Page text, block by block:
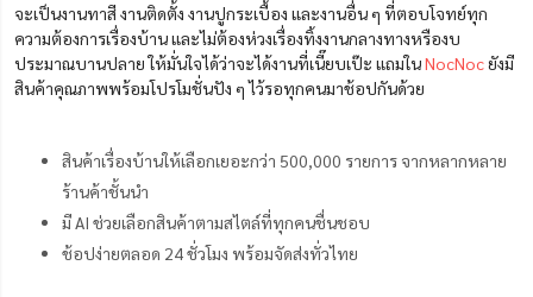
จะเป็นงานทาสี งานติดตั้ง งานปูกระเบื้อง และงานอื่น ๆ ที่ตอบโจทย์ทุก
ความต้องการเรื่องบ้าน และไม่ต้องห่วงเรื่องทิ้งงานกลางทางหรืองบ
ประมาณบานปลาย ให้มั่นใจได้ว่าจะได้งานที่เนี๊ยบเป๊ะ แถมในNocNocยังมี
สินค้าคุณภาพพร้อมโปรโมชั่นปัง ๆ ไว้รอทุกคนมาช้อปกันด้วย
สินค้าเรื่องบ้านให้เลือกเยอะกว่า 500,000 รายการ จากหลากหลาย
ร้านค้าชั้นนำ
มี AI ช่วยเลือกสินค้าตามสไตล์ที่ทุกคนชื่นชอบ
ช้อปง่ายตลอด 24 ชั่วโมง พร้อมจัดส่งทั่วไทย